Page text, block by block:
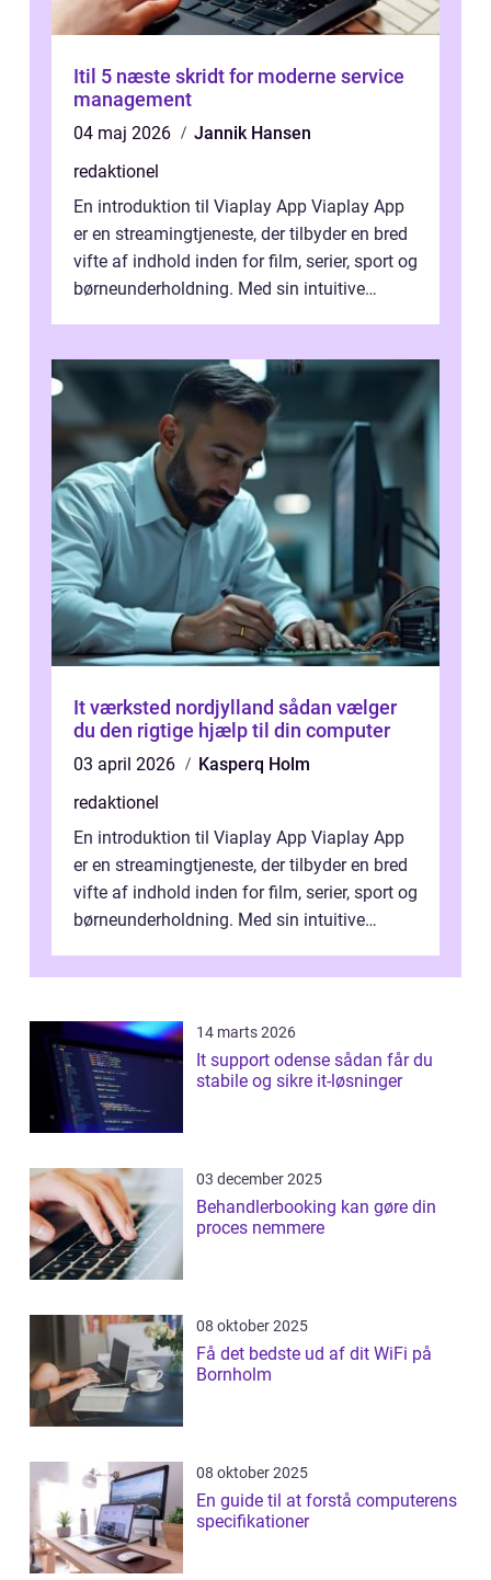
Itil 5 næste skridt for moderne service
management
04 maj 2026
Jannik Hansen
redaktionel
En introduktion til Viaplay App Viaplay App
er en streamingtjeneste, der tilbyder en bred
vifte af indhold inden for film, serier, sport og
børneunderholdning. Med sin intuitive
It værksted nordjylland sådan vælger
du den rigtige hjælp til din computer
03 april 2026
Kasperq Holm
redaktionel
En introduktion til Viaplay App Viaplay App
er en streamingtjeneste, der tilbyder en bred
vifte af indhold inden for film, serier, sport og
børneunderholdning. Med sin intuitive
14 marts 2026
It support odense sådan får du
stabile og sikre it-løsninger
03 december 2025
Behandlerbooking kan gøre din
proces nemmere
08 oktober 2025
Få det bedste ud af dit WiFi på
Bornholm
08 oktober 2025
En guide til at forstå computerens
specifikationer